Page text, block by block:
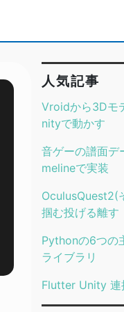
人気記事
Vroidから3Dモ
nityで動かす
音ゲーの譜面
melineで実装
OculusQuest2(
掴む投げる離す
Pythonの6つの
ライブラリ
Flutter Unity 連